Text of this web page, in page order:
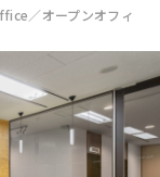
／オープンオフィス